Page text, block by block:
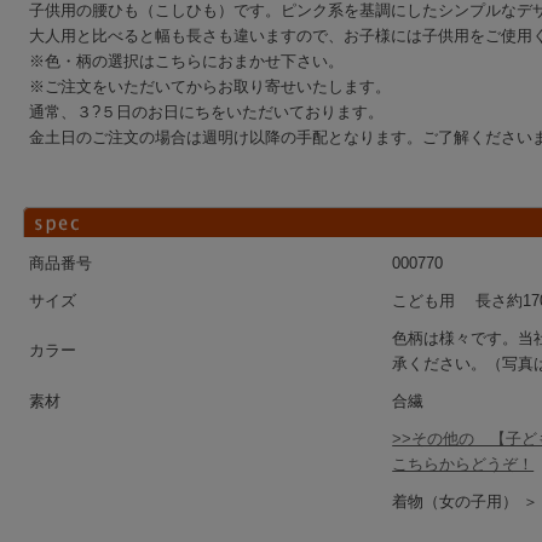
子供用の腰ひも（こしひも）です。ピンク系を基調にしたシンプルなデ
大人用と比べると幅も長さも違いますので、お子様には子供用をご使用
※色・柄の選択はこちらにおまかせ下さい。
※ご注文をいただいてからお取り寄せいたします。
通常、３?５日のお日にちをいただいております。
金土日のご注文の場合は週明け以降の手配となります。ご了解ください
商品番号 000770
サイズ こども用 長さ約
カラー
色柄は様々です。当
承ください。（写真
素材 合繊
>>その他の 【子ど
こちらからどうぞ！
着物（女の子用）